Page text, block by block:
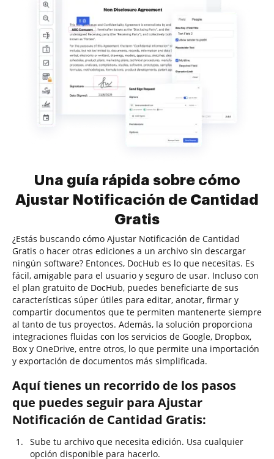
Una guía rápida sobre cómo
Ajustar Notificación de Cantidad
Gratis
¿Estás buscando cómo Ajustar Notificación de Cantidad
Gratis o hacer otras ediciones a un archivo sin descargar
ningún software? Entonces, DocHub es lo que necesitas. Es
fácil, amigable para el usuario y seguro de usar. Incluso con
el plan gratuito de DocHub, puedes beneficiarte de sus
características súper útiles para editar, anotar, firmar y
compartir documentos que te permiten mantenerte siempre
al tanto de tus proyectos. Además, la solución proporciona
integraciones fluidas con los servicios de Google, Dropbox,
Box y OneDrive, entre otros, lo que permite una importación
y exportación de documentos más simplificada.
Aquí tienes un recorrido de los pasos
que puedes seguir para Ajustar
Notificación de Cantidad Gratis:
Sube tu archivo que necesita edición. Usa cualquier
opción disponible para hacerlo.